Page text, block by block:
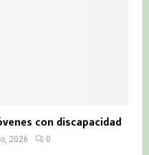
con discapacidad
2026 0